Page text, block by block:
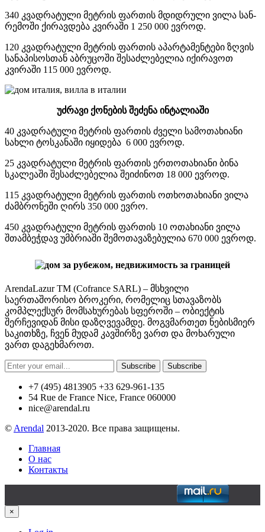
340 კვადრატული მეტრის ფართის მდიდრული ვილა სან-
რემოში ქირავდება კვირაში 1 250 000 ევროდ.
120 კვადრატული მეტრის ფართის აპარტამენტები ზღვის
სანაპისოსთან აბრუცოში შესაძლებელია იქირავოთ
კვირაში 115 000 ევროდ.
უძრავი ქონების შეძენა ინტალიაში
40 კვადრატული მეტრის ფართის ძველი სამოთახიანი
სახლი ტოსკანაში იყიდება 6 000 ევროდ.
25 კვადრატული მეტრის ფართის ერთოთახიანი ბინა
სკალეაში შესაძლებელია შეიძინოთ 18 000 ევროდ.
115 კვადრატული მეტრის ფართის ოთხოთახიანი ვილა
ძამბრონეში ღირს 350 000 ევრო.
450 კვადრატული მეტრის ფართის 10 ოთახიანი ვილა
შთამბეჭდავ უმბრიაში შემოთავაზებულია 670 000 ევროდ.
ArendaLazur TM (Cofrance SARL) – მსხვილი
საერთაშორისო ბროკერი, რომელიც სთავაზობს
კომპლექსურ მომსახურებას სფეროში – ობიექტის
შერჩევიდან მისი დაზღვევამდე. მოგვმართეთ ნებისმიერ
საკითხზე, ჩვენ მუდამ კავშირზე ვართ და მოხარული
ვართ დაგეხმაროთ.
Subscribe Subscribe
+7 (495) 4813905 +33 629-961-135
54 Rue de France Nice, France 060000
nice@arendal.ru
©Arendal 2013-2020. Все права защищены.
Главная
О нас
Контакты
×